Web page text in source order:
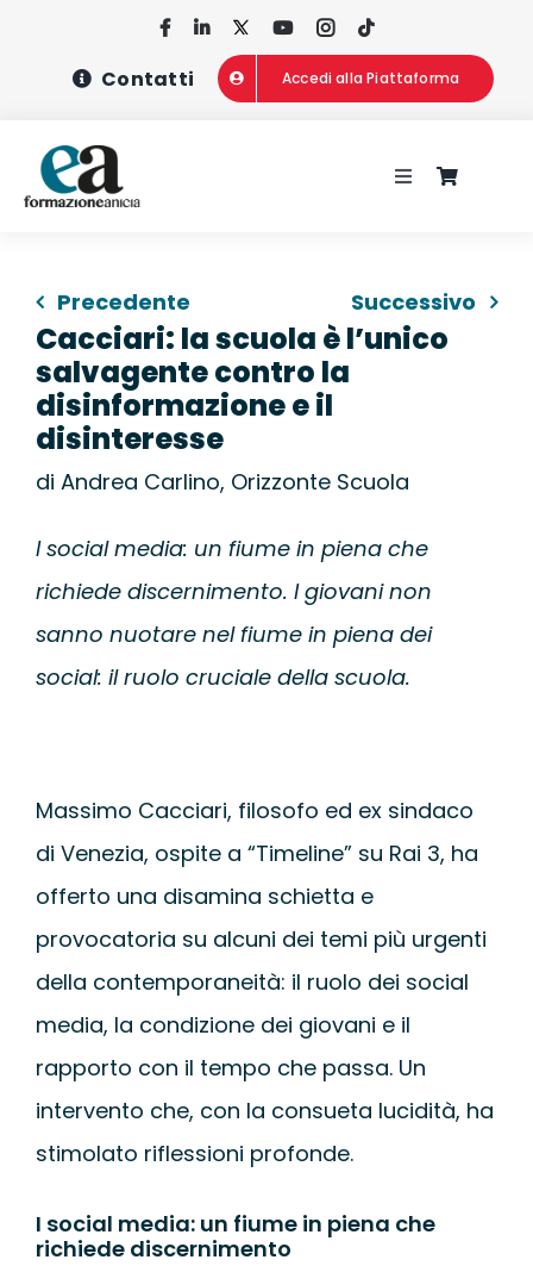
Contatti Accedi alla Piattaforma
Toggle
CHI SIAMO
CORSI DI
WEBINAR
UNIVERSITÀ
NEWS
Precedente Successivo
Cacciari: la scuola è l’unico
salvagente contro la
disinformazione e il
disinteresse
di Andrea Carlino, Orizzonte Scuola
I social media: un fiume in piena che
richiede discernimento. I giovani non
sanno nuotare nel fiume in piena dei
social: il ruolo cruciale della scuola.
Massimo Cacciari, filosofo ed ex sindaco
di Venezia, ospite a “Timeline” su Rai 3, ha
offerto una disamina schietta e
provocatoria su alcuni dei temi più urgenti
della contemporaneità: il ruolo dei social
media, la condizione dei giovani e il
rapporto con il tempo che passa. Un
intervento che, con la consueta lucidità, ha
stimolato riflessioni profonde.
I social media: un fiume in piena che
richiede discernimento